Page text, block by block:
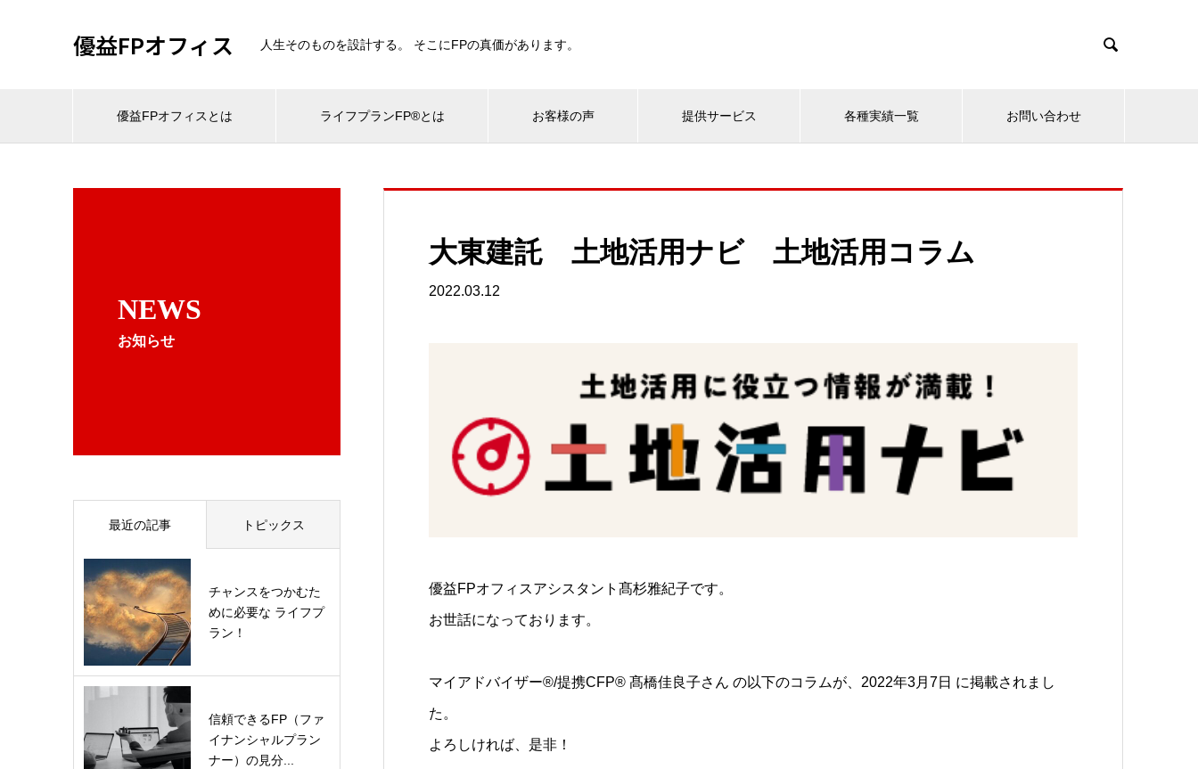
優益FPオフィス 人生そのものを設計する。 そこにFPの真価があります。 
優益FPオフィスとは ライフプランFP®とは お客様の声 提供サービス 各種実績一覧 お問い合わせ
NEWS
お知らせ
大東建託 土地活用ナビ 土地活用コラム
2022.03.12
優益FPオフィスアシスタント髙杉雅紀子です。
お世話になっております。
マイアドバイザー®/提携CFP®︎ 髙橋佳良子さん の以下のコラムが、2022年3月7日 に掲載されまし
た。
よろしければ、是非！
最近の記事 トピックス
チャンスをつかむた
めに必要な ライフプ
ラン！
信頼できるFP（ファ
イナンシャルプラン
ナー）の見分...